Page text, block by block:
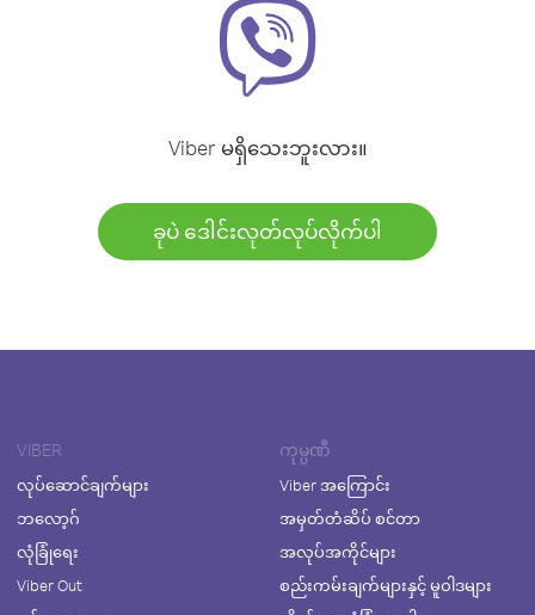
Viber မရှိသေးဘူးလား။
ခုပဲ ဒေါင်းလုတ်လုပ်လိုက်ပါ
VIBER
လုပ်ဆောင်ချက်များ
ဘလော့ဂ်
လုံခြုံရေး
Viber Out
ကုမ္ပဏီ
Viber အကြောင်း
အမှတ်တံဆိပ် စင်တာ
အလုပ်အကိုင်များ
စည်းကမ်းချက်များနှင့် မူဝါဒများ